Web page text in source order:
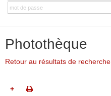
Photothèque
Retour au résultats de recherche
+